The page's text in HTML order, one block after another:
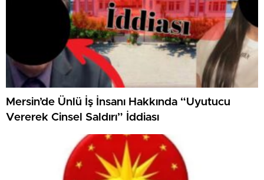
Mersin’de Ünlü İş İnsanı Hakkında “Uyutucu
Vererek Cinsel Saldırı” İddiası